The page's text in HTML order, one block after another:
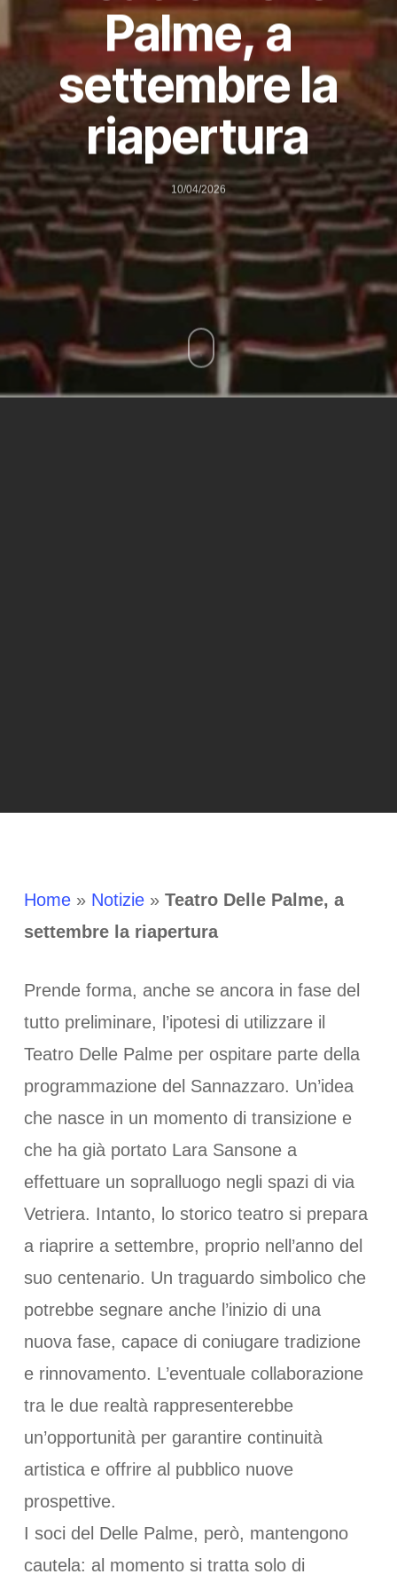
Palme, a
settembre la
riapertura
10/04/2026
Home» Notizie» Teatro Delle Palme, a
settembre la riapertura
Prende forma, anche se ancora in fase del
tutto preliminare, l’ipotesi di utilizzare il
Teatro Delle Palme per ospitare parte della
programmazione del Sannazzaro. Un’idea
che nasce in un momento di transizione e
che ha già portato Lara Sansone a
effettuare un sopralluogo negli spazi di via
Vetriera. Intanto, lo storico teatro si prepara
a riaprire a settembre, proprio nell’anno del
suo centenario. Un traguardo simbolico che
potrebbe segnare anche l’inizio di una
nuova fase, capace di coniugare tradizione
e rinnovamento. L’eventuale collaborazione
tra le due realtà rappresenterebbe
un’opportunità per garantire continuità
artistica e offrire al pubblico nuove
prospettive.
I soci del Delle Palme, però, mantengono
cautela: al momento si tratta solo di